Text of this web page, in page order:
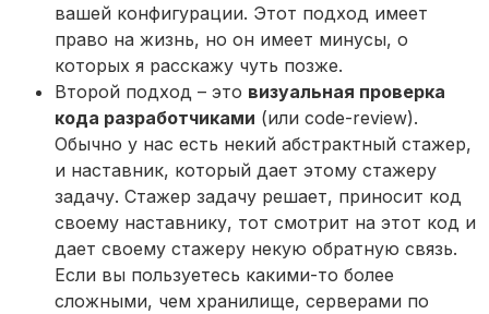
вашей конфигурации. Этот подход имеет
право на жизнь, но он имеет минусы, о
которых я расскажу чуть позже.
Второй подход – это визуальная проверка
кода разработчиками (или code-review).
Обычно у нас есть некий абстрактный стажер,
и наставник, который дает этому стажеру
задачу. Стажер задачу решает, приносит код
своему наставнику, тот смотрит на этот код и
дает своему стажеру некую обратную связь.
Если вы пользуетесь какими-то более
сложными, чем хранилище, серверами по